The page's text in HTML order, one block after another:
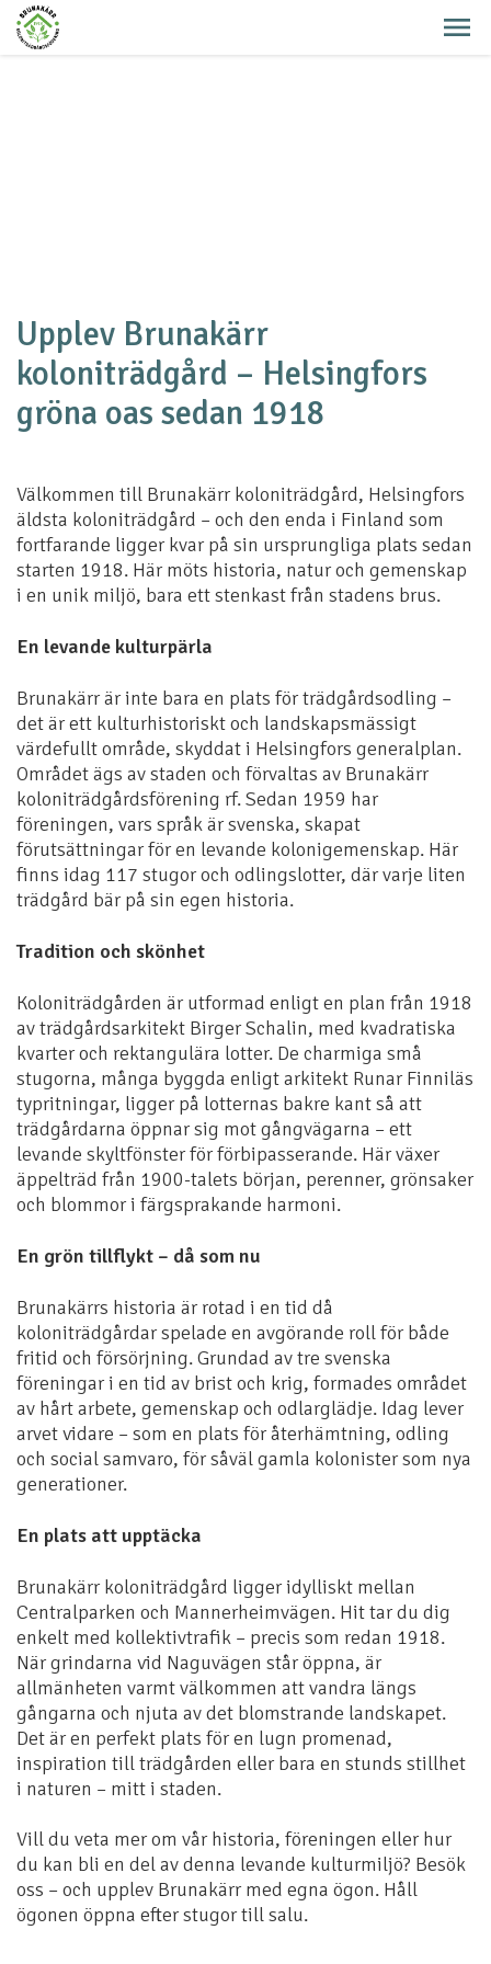
Upplev Brunakärr
koloniträdgård – Helsingfors
gröna oas sedan 1918
Välkommen till Brunakärr koloniträdgård, Helsingfors
äldsta koloniträdgård – och den enda i Finland som
fortfarande ligger kvar på sin ursprungliga plats sedan
starten 1918. Här möts historia, natur och gemenskap
i en unik miljö, bara ett stenkast från stadens brus.
En levande kulturpärla
Brunakärr är inte bara en plats för trädgårdsodling –
det är ett kulturhistoriskt och landskapsmässigt
värdefullt område, skyddat i Helsingfors generalplan.
Området ägs av staden och förvaltas av Brunakärr
koloniträdgårdsförening rf. Sedan 1959 har
föreningen, vars språk är svenska, skapat
förutsättningar för en levande kolonigemenskap. Här
finns idag 117 stugor och odlingslotter, där varje liten
trädgård bär på sin egen historia.
Tradition och skönhet
Koloniträdgården är utformad enligt en plan från 1918
av trädgårdsarkitekt Birger Schalin, med kvadratiska
kvarter och rektangulära lotter. De charmiga små
stugorna, många byggda enligt arkitekt Runar Finniläs
typritningar, ligger på lotternas bakre kant så att
trädgårdarna öppnar sig mot gångvägarna – ett
levande skyltfönster för förbipasserande. Här växer
äppelträd från 1900-talets början, perenner, grönsaker
och blommor i färgsprakande harmoni.
En grön tillflykt – då som nu
Brunakärrs historia är rotad i en tid då
koloniträdgårdar spelade en avgörande roll för både
fritid och försörjning. Grundad av tre svenska
föreningar i en tid av brist och krig, formades området
av hårt arbete, gemenskap och odlarglädje. Idag lever
arvet vidare – som en plats för återhämtning, odling
och social samvaro, för såväl gamla kolonister som nya
generationer.
En plats att upptäcka
Brunakärr koloniträdgård ligger idylliskt mellan
Centralparken och Mannerheimvägen. Hit tar du dig
enkelt med kollektivtrafik – precis som redan 1918.
När grindarna vid Naguvägen står öppna, är
allmänheten varmt välkommen att vandra längs
gångarna och njuta av det blomstrande landskapet.
Det är en perfekt plats för en lugn promenad,
inspiration till trädgården eller bara en stunds stillhet
i naturen – mitt i staden.
Vill du veta mer om vår historia, föreningen eller hur
du kan bli en del av denna levande kulturmiljö? Besök
oss – och upplev Brunakärr med egna ögon. Håll
ögonen öppna efter stugor till salu.